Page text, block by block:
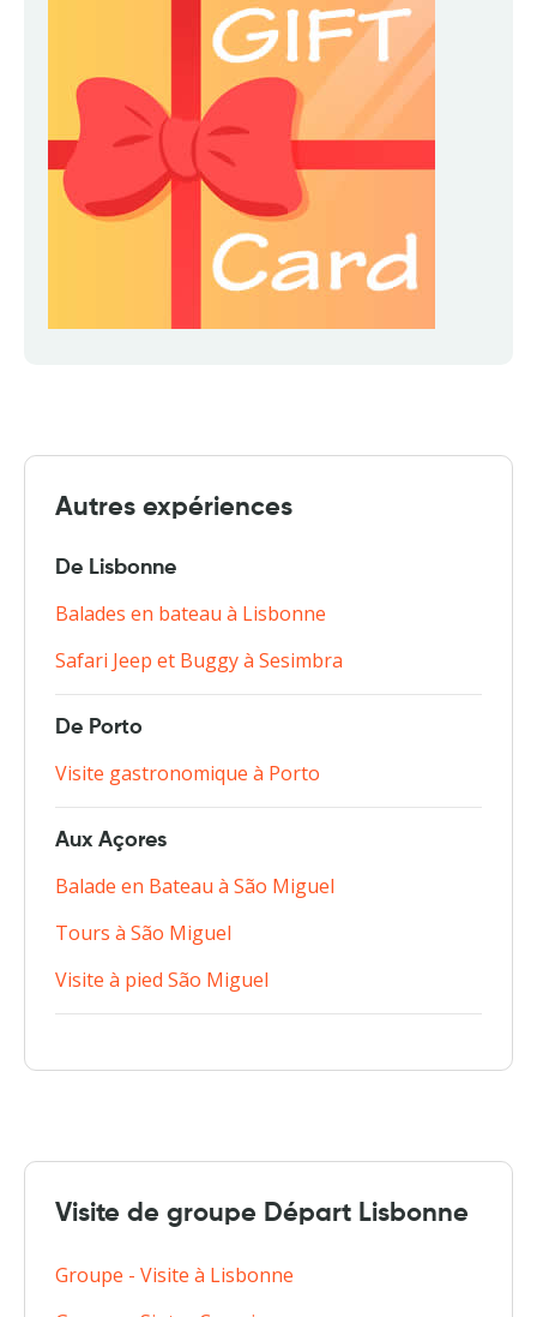
Autres expériences
De Lisbonne
Balades en bateau à Lisbonne
Safari Jeep et Buggy à Sesimbra
De Porto
Visite gastronomique à Porto
Aux Açores
Balade en Bateau à São Miguel
Tours à São Miguel
Visite à pied São Miguel
Visite de groupe Départ Lisbonne
Groupe - Visite à Lisbonne